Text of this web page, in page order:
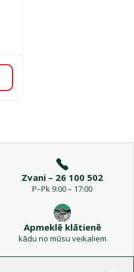
grozam
Zvani – 26 100 502
P–Pk 9:00 – 17:00
Apmeklē klātienē
kādu no mūsu veikaliem